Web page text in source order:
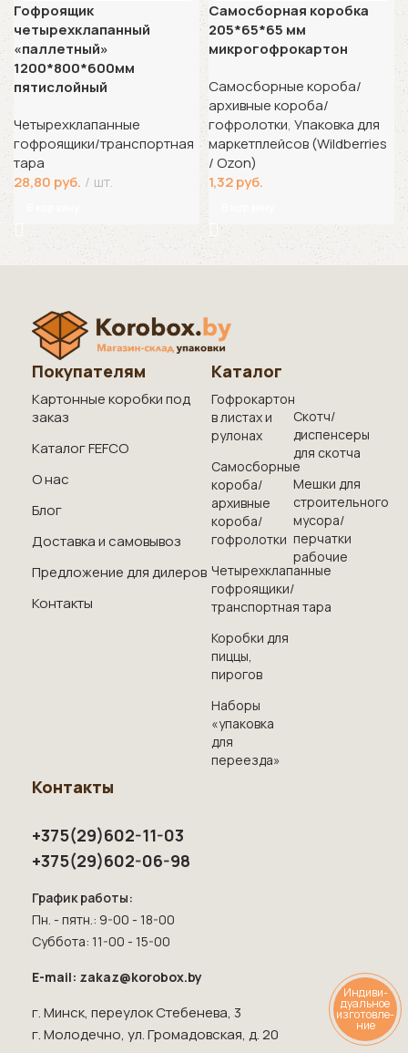
Гофроящик
четырехклапанный
«паллетный»
1200*800*600мм
пятислойный
Четырехклапанные
гофроящики/транспортная
тара
28,80 руб. шт.
Самосборная коробка
205*65*65 мм
микрогофрокартон
Самосборные короба/
архивные короба/
гофролотки, Упаковка для
маркетплейсов (Wildberries
/ Ozon)
1,32руб.
Покупателям
Картонные коробки под
заказ
Каталог FEFCO
О нас
Блог
Доставка и самовывоз
Предложение для дилеров
Контакты
Каталог
Гофрокартон
в листах и
рулонах
Самосборные
короба/
архивные
короба/
гофролотки
Четырехклапанные
гофроящики/
транспортная тара
Коробки для
пиццы,
пирогов
Наборы
«упаковка
для
переезда»
Скотч/
диспенсеры
для скотча
Мешки для
строительного
мусора/
перчатки
рабочие
Контакты
+375(29)602-11-03
+375(29)602-06-98
График работы:
Пн. - пятн.: 9-00 - 18-00
Суббота: 11-00 - 15-00
E-mail: zakaz@korobox.by
г. Минск, переулок Стебенева, 3
г. Молодечно, ул. Громадовская, д. 20
Индиви-
дуальное
изготовле-
ние